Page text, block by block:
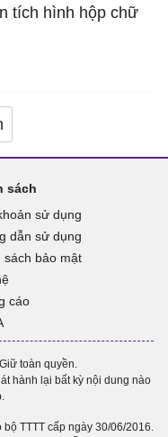
tích hình hộp chữ
sách
sử dụng
dẫn sử dụng
sách bảo mật
cáo
toàn quyền.
hành lại bất kỳ nội dung nào
TTTT cấp ngày 30/06/2016.